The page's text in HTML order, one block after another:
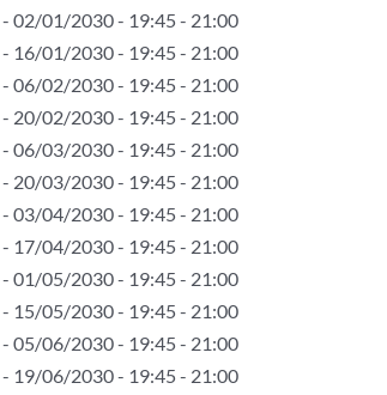
- 02/01/2030 - 19:45 - 21:00
- 16/01/2030 - 19:45 - 21:00
- 06/02/2030 - 19:45 - 21:00
- 20/02/2030 - 19:45 - 21:00
- 06/03/2030 - 19:45 - 21:00
- 20/03/2030 - 19:45 - 21:00
- 03/04/2030 - 19:45 - 21:00
- 17/04/2030 - 19:45 - 21:00
- 01/05/2030 - 19:45 - 21:00
- 15/05/2030 - 19:45 - 21:00
- 05/06/2030 - 19:45 - 21:00
- 19/06/2030 - 19:45 - 21:00